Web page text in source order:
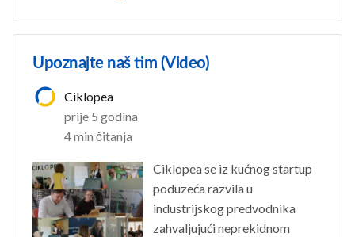
Upoznajte naš tim (Video)
Ciklopea
prije 5 godina
4 min čitanja
Ciklopea se iz kućnog startup
poduzeća razvila u
industrijskog predvodnika
zahvaljujući neprekidnom